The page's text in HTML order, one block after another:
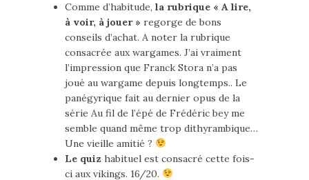
Comme d’habitude, la rubrique « A lire,
à voir, à jouer » regorge de bons
conseils d’achat. A noter la rubrique
consacrée aux wargames. J’ai vraiment
l’impression que Franck Stora n’a pas
joué au wargame depuis longtemps.. Le
panégyrique fait au dernier opus de la
série Au fil de l’épé de Frédéric bey me
semble quand même trop dithyrambique…
Une vieille amitié ?
Le quiz habituel est consacré cette fois-
ci aux vikings. 16/20.